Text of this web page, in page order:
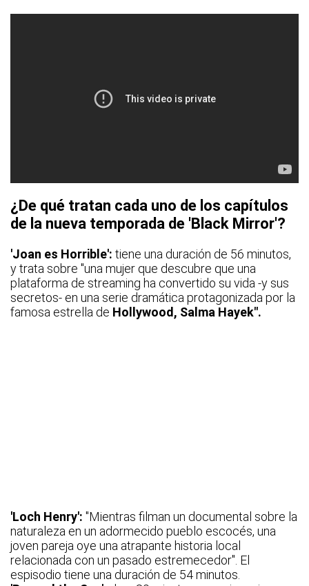
¿De qué tratan cada uno de los capítulos
de la nueva temporada de 'Black Mirror'?
'Joan es Horrible': tiene una duración de 56 minutos,
y trata sobre "una mujer que descubre que una
plataforma de streaming ha convertido su vida -y sus
secretos- en una serie dramática protagonizada por la
famosa estrella de Hollywood, Salma Hayek".
'Loch Henry': "Mientras filman un documental sobre la
naturaleza en un adormecido pueblo escocés, una
joven pareja oye una atrapante historia local
relacionada con un pasado estremecedor". El
espisodio tiene una duración de 54 minutos.